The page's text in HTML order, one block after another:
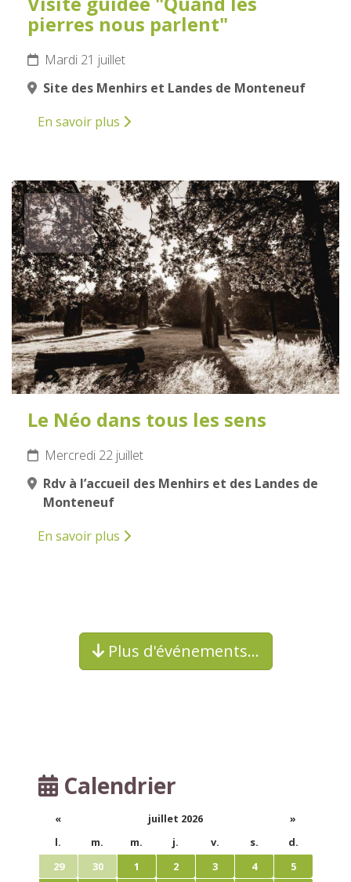
pierres nous parlent"
Mardi 21 juillet
Site des Menhirs et Landes de Monteneuf
En savoir plus
22
JUILLET
2026
Le Néo dans tous les sens
Mercredi 22 juillet
Rdv à l’accueil des Menhirs et des Landes de
Monteneuf
En savoir plus
Plus d'événements…
Calendrier
« juillet 2026
»
l.
m. m. j. v. s.
d.
29
30 1 2 3 4
5